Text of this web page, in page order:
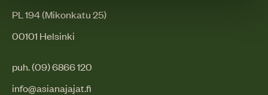
PL 194 (Mikonkatu 25)
00101 Helsinki
puh. (09) 6866 120
info@asianajajat.fi